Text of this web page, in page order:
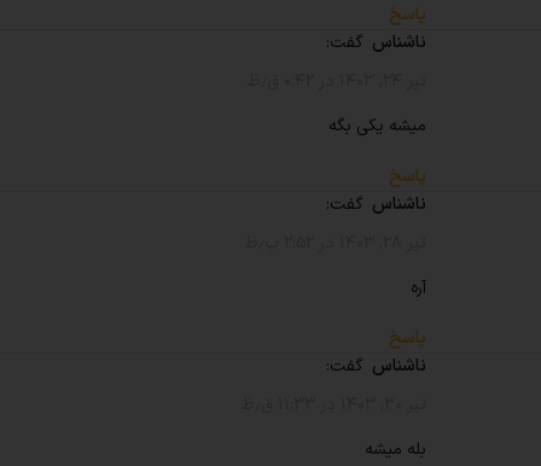
پاسخ
ناشناس گفت:
میشه یکی بگه
پاسخ
ناشناس گفت:
آره
پاسخ
ناشناس گفت:
بله میشه